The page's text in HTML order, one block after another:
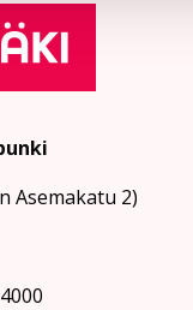
Asemakatu 2)